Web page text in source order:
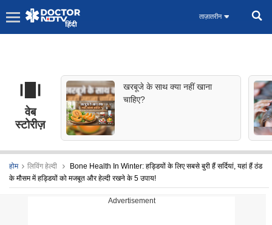
ताज़ातरीन
वेब
स्टोरीज़
खरबूजे के साथ क्या नहीं खाना
चाहिए?
होम लिविंग हेल्दी
Bone Health In Winter: हड्डियों के लिए सबसे बुरी हैं सर्दियां, यहां हैं ठंड
के मौसम में हड्डियों को मजबूत और हेल्दी रखने के 5 उपाय!
Advertisement